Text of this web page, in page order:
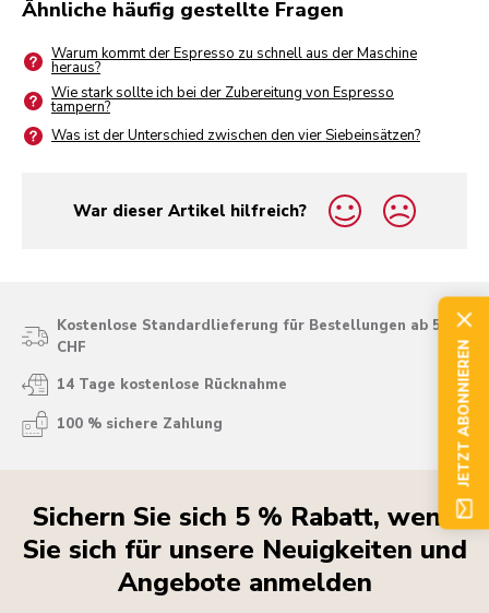
Ähnliche häufig gestellte Fragen
Warum kommt der Espresso zu schnell aus der Maschine
heraus?
Wie stark sollte ich bei der Zubereitung von Espresso
tampern?
Was ist der Unterschied zwischen den vier Siebeinsätzen?
War dieser Artikel hilfreich?
yes
no
Kostenlose Standardlieferung für Bestellungen ab 50
CHF
14 Tage kostenlose Rücknahme
100 % sichere Zahlung
Sichern Sie sich 5 % Rabatt, wenn
Sie sich für unsere Neuigkeiten und
Angebote anmelden
JETZT ABONNIEREN